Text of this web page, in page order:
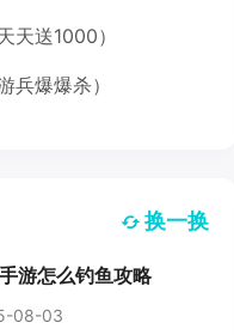
天送1000）
兵爆爆杀）
换一换
游怎么钓鱼攻略
08-03